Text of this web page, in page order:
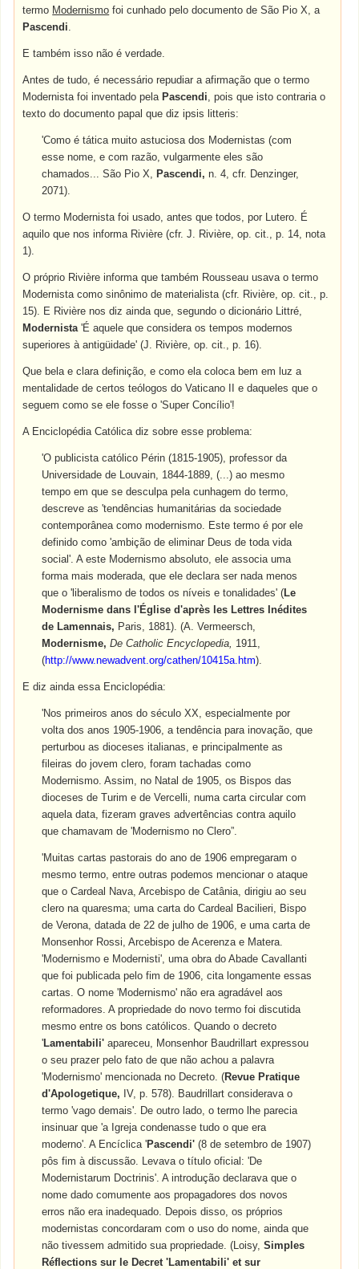
termo Modernismo foi cunhado pelo documento de São Pio X, a
Pascendi.
E também isso não é verdade.
Antes de tudo, é necessário repudiar a afirmação que o termo
Modernista foi inventado pela Pascendi, pois que isto contraria o
texto do documento papal que diz ipsis litteris:
'Como é tática muito astuciosa dos Modernistas (com
esse nome, e com razão, vulgarmente eles são
chamados... São Pio X, Pascendi,n. 4, cfr. Denzinger,
2071).
O termo Modernista foi usado, antes que todos, por Lutero. É
aquilo que nos informa Rivière (cfr. J. Rivière, op. cit., p. 14, nota
1).
O próprio Rivière informa que também Rousseau usava o termo
Modernista como sinônimo de materialista (cfr. Rivière, op. cit., p.
15). E Rivière nos diz ainda que, segundo o dicionário Littré,
Modernista'É aquele que considera os tempos modernos
superiores à antigüidade' (J. Rivière, op. cit., p. 16).
Que bela e clara definição, e como ela coloca bem em luz a
mentalidade de certos teólogos do Vaticano II e daqueles que o
seguem como se ele fosse o 'Super Concílio'!
A Enciclopédia Católica diz sobre esse problema:
'O publicista católico Périn (1815-1905), professor da
Universidade de Louvain, 1844-1889, (...) ao mesmo
tempo em que se desculpa pela cunhagem do termo,
descreve as 'tendências humanitárias da sociedade
contemporânea como modernismo. Este termo é por ele
definido como 'ambição de eliminar Deus de toda vida
social'. A este Modernismo absoluto, ele associa uma
forma mais moderada, que ele declara ser nada menos
que o 'liberalismo de todos os níveis e tonalidades' (Le
Modernisme dans l'Église d'après les Lettres Inédites
de Lamennais, Paris, 1881). (A. Vermeersch,
Modernisme,De Catholic Encyclopedia, 1911,
(http://www.newadvent.org/cathen/10415a.htm).
E diz ainda essa Enciclopédia:
'Nos primeiros anos do século XX, especialmente por
volta dos anos 1905-1906, a tendência para inovação, que
perturbou as dioceses italianas, e principalmente as
fileiras do jovem clero, foram tachadas como
Modernismo. Assim, no Natal de 1905, os Bispos das
dioceses de Turim e de Vercelli, numa carta circular com
aquela data, fizeram graves advertências contra aquilo
que chamavam de 'Modernismo no Clero”.
'Muitas cartas pastorais do ano de 1906 empregaram o
mesmo termo, entre outras podemos mencionar o ataque
que o Cardeal Nava, Arcebispo de Catânia, dirigiu ao seu
clero na quaresma; uma carta do Cardeal Bacilieri, Bispo
de Verona, datada de 22 de julho de 1906, e uma carta de
Monsenhor Rossi, Arcebispo de Acerenza e Matera.
'Modernismo e Modernisti', uma obra do Abade Cavallanti
que foi publicada pelo fim de 1906, cita longamente essas
cartas. O nome 'Modernismo' não era agradável aos
reformadores. A propriedade do novo termo foi discutida
mesmo entre os bons católicos. Quando o decreto
'Lamentabili'apareceu, Monsenhor Baudrillart expressou
o seu prazer pelo fato de que não achou a palavra
'Modernismo' mencionada no Decreto. (Revue Pratique
d'Apologetique, IV, p. 578). Baudrillart considerava o
termo 'vago demais'. De outro lado, o termo lhe parecia
insinuar que 'a Igreja condenasse tudo o que era
moderno'. A Encíclica 'Pascendi'(8 de setembro de 1907)
pôs fim à discussão. Levava o título oficial: 'De
Modernistarum Doctrinis'. A introdução declarava que o
nome dado comumente aos propagadores dos novos
erros não era inadequado. Depois disso, os próprios
modernistas concordaram com o uso do nome, ainda que
não tivessem admitido sua propriedade. (Loisy,Simples
Réflections sur le Decret 'Lamentabili' et sur